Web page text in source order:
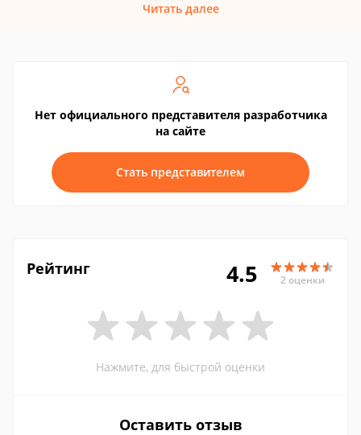
Читать далее
Нет официального представителя разработчика
на сайте
Стать представителем
Рейтинг 4.5 2 оценки
Нажмите, для быстрой оценки
Оставить отзыв